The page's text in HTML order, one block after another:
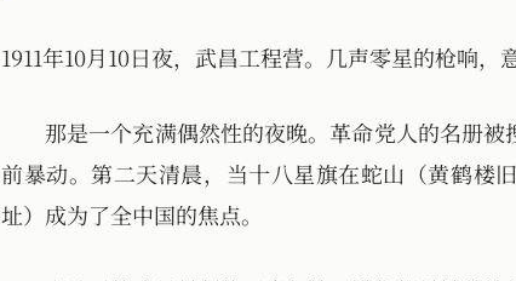
1911年10月10日夜，武昌工程营。几声零星的枪响，
那是一个充满偶然性的夜晚。革命党人的名册
前暴动。第二天清晨，当十八星旗在蛇山（黄鹤楼旧
址）成为了全中国的焦点。